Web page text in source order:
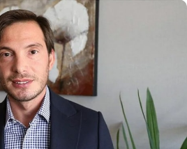
yerel seçim sonuçlarına göre,
eski vali Recep
oğlu Mehmet Kemal
kazandı. Yazıcıoğlu, MHP'den